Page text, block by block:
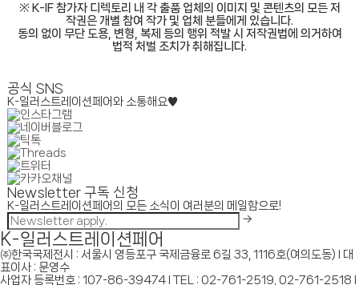
※ K-IF 참가자 디렉토리 내 각 출품 업체의 이미지 및 콘텐츠의 모든 저
작권은 개별 참여 작가 및 업체 분들에게 있습니다.
동의 없이 무단 도용, 변형, 복제 등의 행위 적발 시 저작권법에 의거하여
법적 처벌 조치가 취해집니다.
공식 SNS
K-일러스트레이션페어와 소통해요♥
Newsletter 구독 신청
K-일러스트레이션페어의 모든 소식이 여러분의 메일함으로!
K-일러스트레이션페어
㈜한국국제전시 : 서울시 영등포구 국제금융로 6길 33, 1116호(여의도동) I 대
표이사 : 문영수
사업자 등록번호 : 107-86-39474 I TEL : 02-761-2519, 02-761-2518 I